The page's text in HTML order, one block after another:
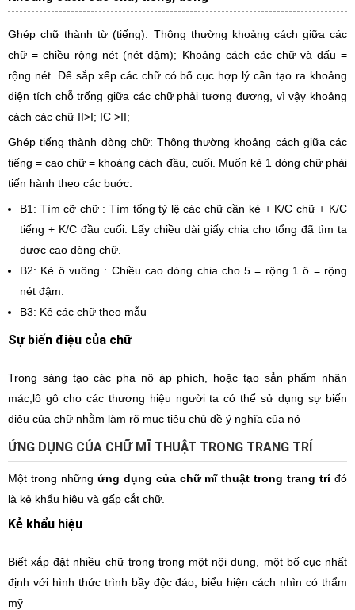
Ghép chữ thành từ (tiếng): Thông thường khoảng cách giữa các
chữ = chiều rộng nét (nét đậm); Khoảng cách các chữ và dấu =
rộng nét. Để sắp xếp các chữ có bố cục hợp lý cần tạo ra khoảng
diện tích chỗ trống giữa các chữ phải tương đương, vì vậy khoảng
cách các chữ II>I; IC >II;
Ghép tiếng thành dòng chữ: Thông thường khoảng cách giữa các
tiếng = cao chữ = khoảng cách đầu, cuối. Muốn kẻ 1 dòng chữ phải
tiến hành theo các buớc.
B1: Tìm cỡ chữ : Tìm tổng tỷ lệ các chữ cần kẻ + K/C chữ + K/C
tiếng + K/C đầu cuối. Lấy chiều dài giấy chia cho tổng đã tìm ta
được cao dòng chữ.
B2: Kẻ ô vuông : Chiều cao dòng chia cho 5 = rộng 1 ô = rộng
nét đậm.
B3: Kẻ các chữ theo mẫu
Sự biến điệu của chữ
Trong sáng tạo các pha nô áp phích, hoặc tạo sẳn phẩm nhãn
mác,lô gô cho các thương hiệu người ta có thể sử dụng sự biến
điệu của chữ nhằm làm rõ mục tiêu chủ đề ý nghĩa của nó
ỨNG DỤNG CỦA CHỮ MĨ THUẬT TRONG TRANG TRÍ
Một trong những ứng dụng của chữ mĩ thuật trong trang tríđó
là kẻ khẩu hiệu và gấp cắt chữ.
Kẻ khẩu hiệu
Biết xắp đặt nhiều chữ trong trong một nội dung, một bố cục nhất
định với hình thức trình bầy độc đáo, biểu hiện cách nhìn có thẩm
mỹ